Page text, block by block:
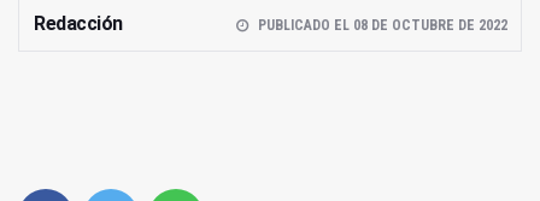
Redacción PUBLICADO EL 08 DE OCTUBRE DE 2022